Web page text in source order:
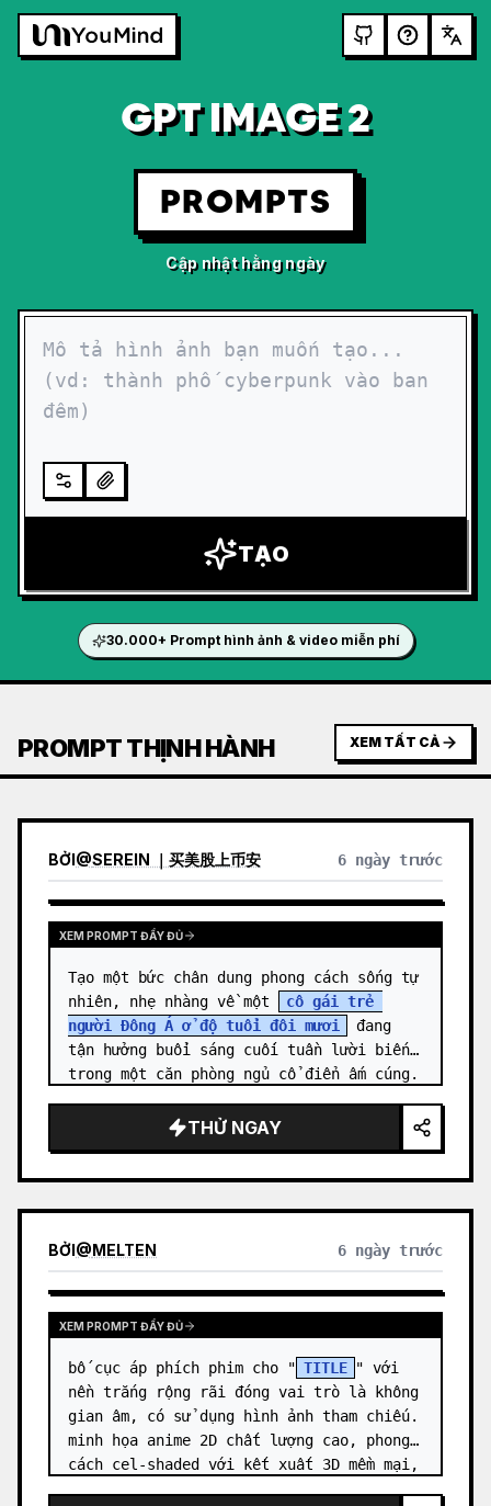
GPT IMAGE 2
PROMPTS
Cập nhật hằng ngày
TẠO
30.000+ Prompt hình ảnh & video miễn phí
PROMPT THỊNH HÀNH XEM TẤT CẢ
BỞI@SEREIN ｜买美股上币安 6 ngày trước
XEM PROMPT ĐẦY ĐỦ
Tạo một bức chân dung phong cách sống tự
nhiên, nhẹ nhàng về một
cô gái trẻ
người Đông Á ở độ tuổi đôi mươi
đang
tận hưởng buổi sáng cuối tuần lười biếng
trong một căn phòng ngủ cổ điển ấm cúng.
THỬ NGAY
BỞI@MELTEN 6 ngày trước
XEM PROMPT ĐẦY ĐỦ
bố cục áp phích phim cho " TITLE " với
nền trắng rộng rãi đóng vai trò là không
gian âm, có sử dụng hình ảnh tham chiếu.
minh họa anime 2D chất lượng cao, phong
cách cel-shaded với kết xuất 3D mềm mại,